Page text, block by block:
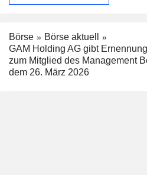
Börse
Börse aktuell
GAM Holding AG gibt
zum Mitglied des Management
dem 26. März 2026